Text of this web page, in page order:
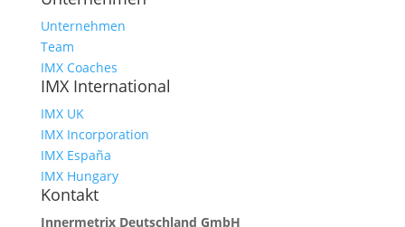
Unternehmen
Team
IMX Coaches
IMX International
IMX UK
IMX Incorporation
IMX España
IMX Hungary
Kontakt
Innermetrix Deutschland GmbH